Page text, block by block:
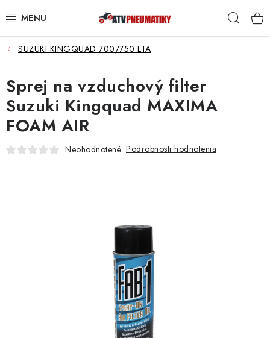
na
PNEUMATIKY
DISKY
ROZŠIROVACIE PODLOŽKY
NÁHRADNÉ DIELY NA ŠTVORKOLKY
NAVIJAKY COME UP WARN
SUZUKI KINGQUAD 700/750 LTA
Sprej na vzduchový filter
Suzuki Kingquad MAXIMA
FOAM AIR
Neohodnotené Podrobnosti hodnotenia